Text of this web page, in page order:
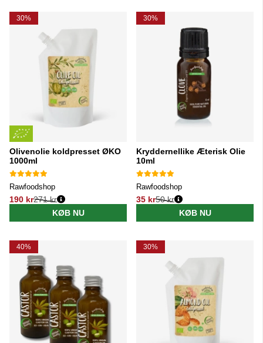
30%
Olivenolie koldpresset ØKO
1000ml
Rawfoodshop
190 kr
Normalpris:
271 kr
KØB NU
30%
Kryddernellike Æterisk Olie
10ml
Rawfoodshop
35 kr
Normalpris:
50 kr
KØB NU
40% 30%